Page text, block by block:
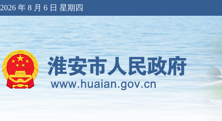
2026 年 8 月 6 日 星期四